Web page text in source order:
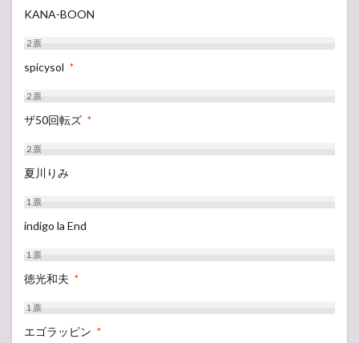
KANA-BOON
2票
spicysol *
2票
ザ50回転ズ *
2票
夏川りみ
1票
indigo la End
1票
徳光和夫 *
1票
エゴラッピン *